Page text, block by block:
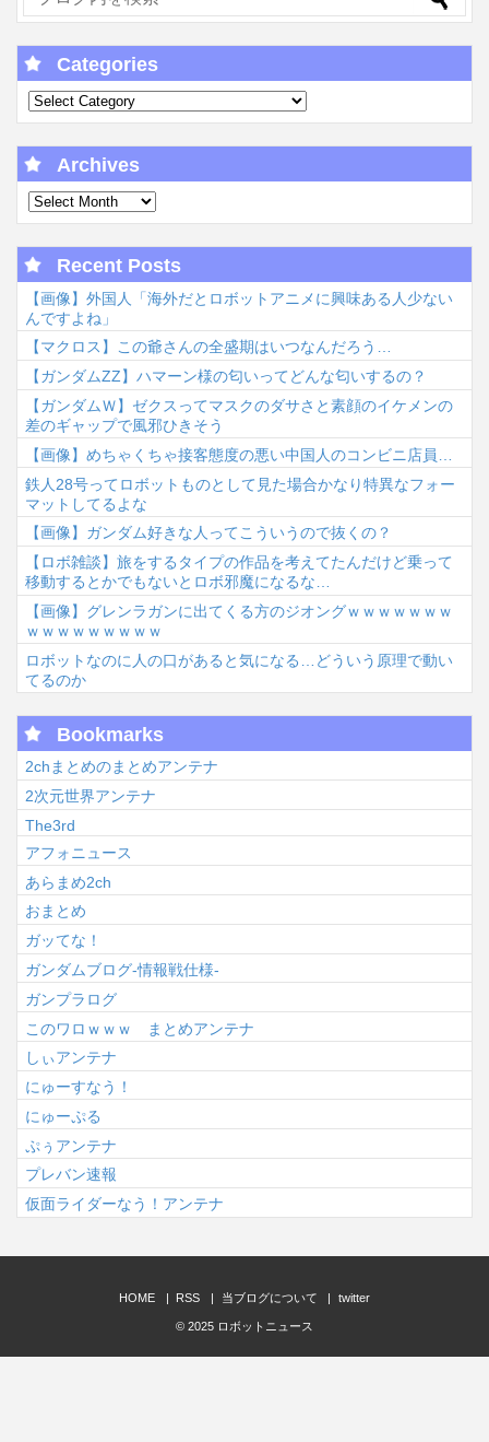
Categories
Archives
Recent Posts
【画像】外国人「海外だとロボットアニメに興味ある人少ない
んですよね」
【マクロス】この爺さんの全盛期はいつなんだろう…
【ガンダムΖΖ】ハマーン様の匂いってどんな匂いするの？
【ガンダムＷ】ゼクスってマスクのダサさと素顔のイケメンの
差のギャップで風邪ひきそう
【画像】めちゃくちゃ接客態度の悪い中国人のコンビニ店員…
鉄人28号ってロボットものとして見た場合かなり特異なフォー
マットしてるよな
【画像】ガンダム好きな人ってこういうので抜くの？
【ロボ雑談】旅をするタイプの作品を考えてたんだけど乗って
移動するとかでもないとロボ邪魔になるな…
【画像】グレンラガンに出てくる方のジオングｗｗｗｗｗｗｗ
ｗｗｗｗｗｗｗｗｗ
ロボットなのに人の口があると気になる…どういう原理で動い
てるのか
Bookmarks
2chまとめのまとめアンテナ
2次元世界アンテナ
The3rd
アフォニュース
あらまめ2ch
おまとめ
ガッてな！
ガンダムブログ-情報戦仕様-
ガンプラログ
このワロｗｗｗ まとめアンテナ
しぃアンテナ
にゅーすなう！
にゅーぷる
ぷぅアンテナ
プレバン速報
仮面ライダーなう！アンテナ
HOME RSS 当ブログについて twitter
© 2025 ロボットニュース